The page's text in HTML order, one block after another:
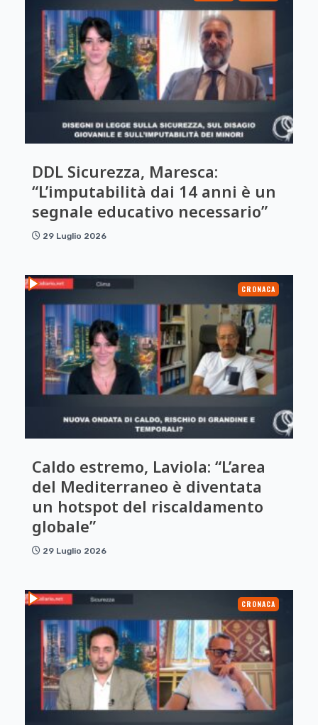
DDL Sicurezza, Maresca:
“L’imputabilità dai 14 anni è un
segnale educativo necessario”
29 Luglio 2026
CRONACA
Caldo estremo, Laviola: “L’area
del Mediterraneo è diventata
un hotspot del riscaldamento
globale”
29 Luglio 2026
CRONACA